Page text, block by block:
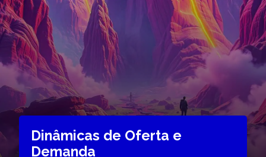
Dinâmicas de Oferta e
Demanda